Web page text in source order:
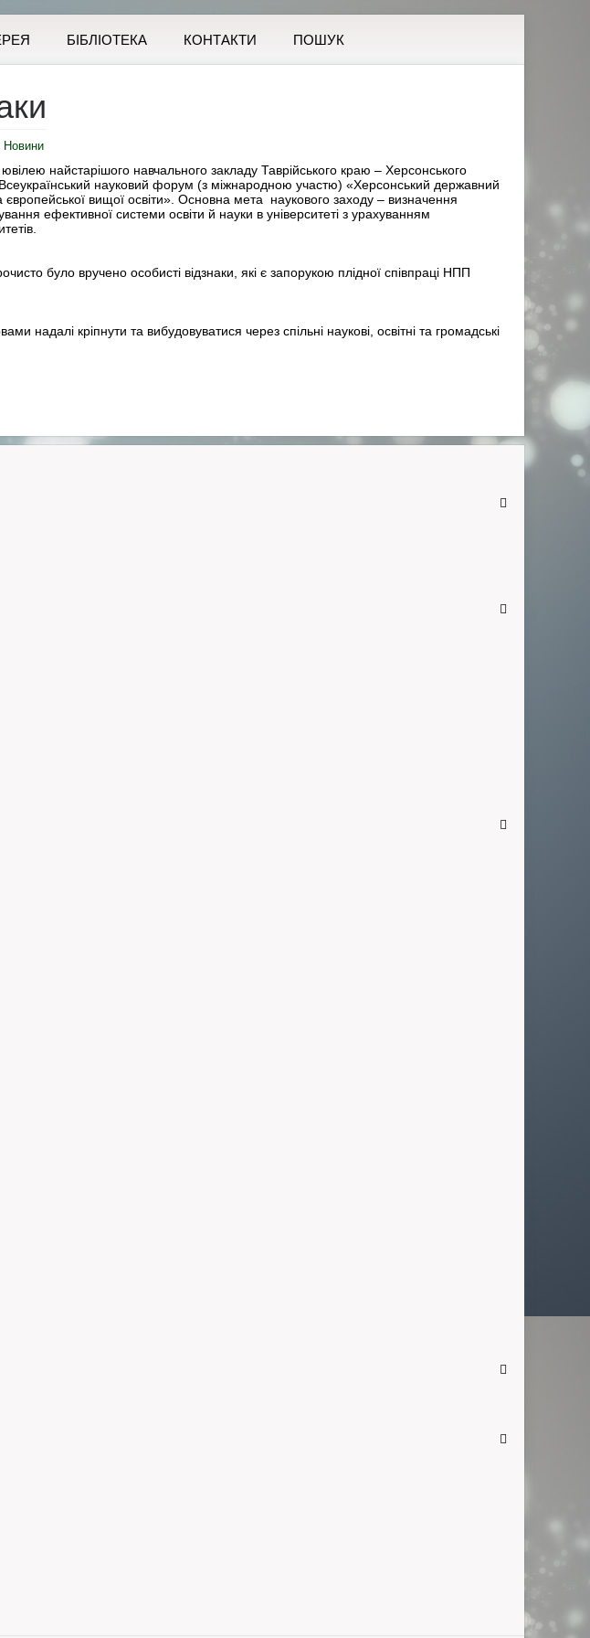
БІБЛІОТЕКА КОНТАКТИ ПОШУК
Новини
найстарішого навчального закладу Таврійського краю – Херсонського
Всеукраїнський науковий форум (з міжнародною участю) «Херсонський державний
європейської вищої освіти». Основна мета наукового заходу – визначення
ефективної системи освіти й науки в університеті з урахуванням
було вручено особисті відзнаки, які є запорукою плідної співпраці НПП
надалі кріпнути та вибудовуватися через спільні наукові, освітні та громадські